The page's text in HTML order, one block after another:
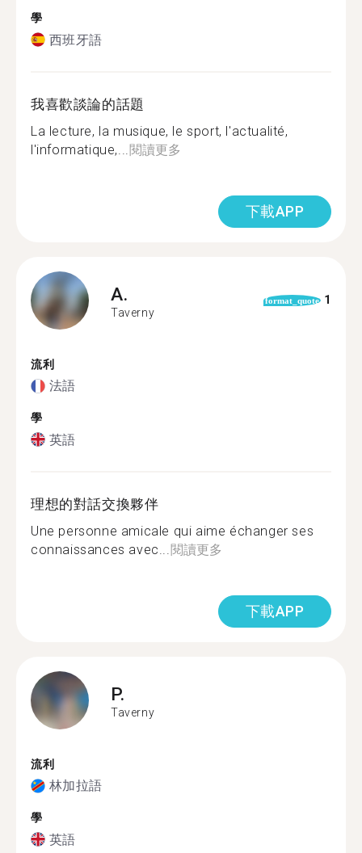
學
西班牙語
我喜歡談論的話題
La lecture, la musique, le sport, l'actualité,
l'informatique,... 閱讀更多
下載APP
A.
Taverny
format_quote 1
流利
法語
學
英語
理想的對話交換夥伴
Une personne amicale qui aime échanger ses
connaissances avec... 閱讀更多
下載APP
P.
Taverny
流利
林加拉語
學
英語